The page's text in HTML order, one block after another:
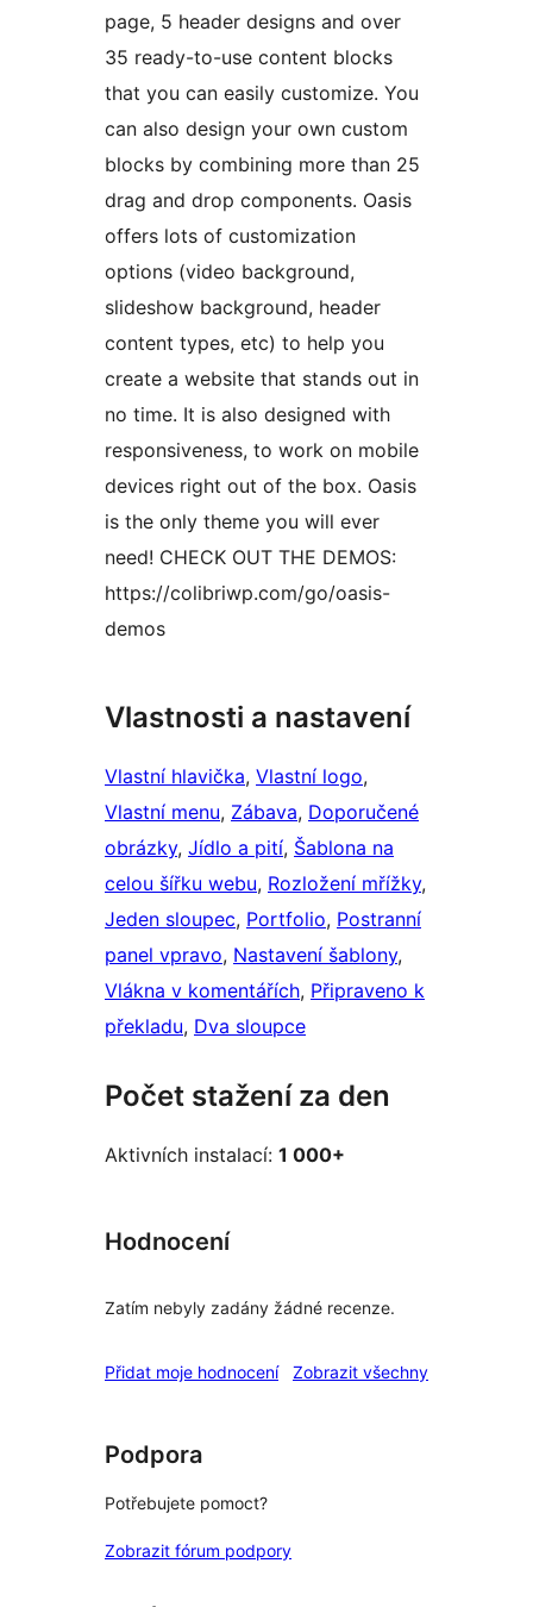
page, 5 header designs and over
35 ready-to-use content blocks
that you can easily customize. You
can also design your own custom
blocks by combining more than 25
drag and drop components. Oasis
offers lots of customization
options (video background,
slideshow background, header
content types, etc) to help you
create a website that stands out in
no time. It is also designed with
responsiveness, to work on mobile
devices right out of the box. Oasis
is the only theme you will ever
need! CHECK OUT THE DEMOS:
https://colibriwp.com/go/oasis-
demos
Vlastnosti a nastavení
Vlastní hlavička, Vlastní logo
Vlastní menu, Zábava, Doporučené
obrázky, Jídlo a pití, Šablona na
celou šířku webu, Rozložení mřížky
Jeden sloupec, Portfolio, Postranní
panel vpravo, Nastavení šablony
Vlákna v komentářích, Připraveno k
překladu, Dva sloupce
Počet stažení za den
Aktivních instalací: 1 000+
Hodnocení
Zatím nebyly zadány žádné recenze.
Přidat moje hodnocení Zobrazit všechnyrecenze
Podpora
Potřebujete pomoct?
Zobrazit fórum podpory